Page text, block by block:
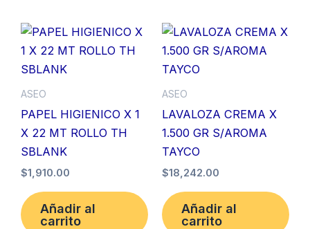
ASEO
PAPEL HIGIENICO X 1
X 22 MT ROLLO TH
SBLANK
$1,910.00
Añadir al
carrito
ASEO
LAVALOZA CREMA X
1.500 GR S/AROMA
TAYCO
$18,242.00
Añadir al
carrito